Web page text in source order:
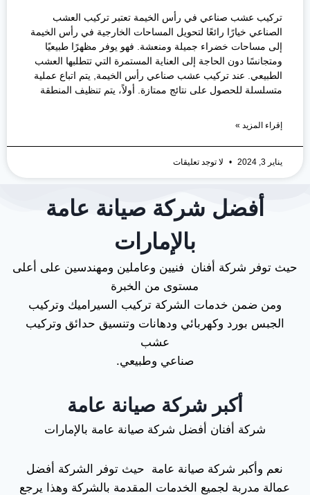
تركيب عشب صناعي في رأس الخيمة تعتبر تركيب العشب
الصناعي خيارًا رائعًا لتحويل المساحات الخارجية في رأس الخيمة
إلى مساحات خضراء جميلة ومنعشة. فهو يوفر مظهرًا طبيعيًا
ومتجانسًا دون الحاجة إلى العناية المستمرة التي تتطلبها العشب
الطبيعي. عند تركيب عشب صناعي رأس الخيمة, يتم اتباع عملية
متسلسلة للحصول على نتائج ممتازة. أولاً، يتم تنظيف المنطقة
إقراء المزيد »
يناير 3, 2024 لا توجد تعليقات
أفضل شركة صيانة عامة
بالإمارات
حيث توفر شركة أفنان فنيين وعاملين ومهندسين على أعلى
مستوى من الخبرة
ومن ضمن خدمات الشركة تركيب السيراميك وتركيب
الجبس بورد وكهربائي ودهانات وتنسيق حدائق وتركيب
عشب
صناعي وطبيعي.
أكبر شركة صيانة عامة
شركة أفنان أفضل شركة صيانة عامة بالإمارات
نعم وأكبر شركة صيانة عامة حيث توفر الشركة أفضل
عمالة مدربة لجميع الخدمات المقدمة بالشركة وهذا يرجع